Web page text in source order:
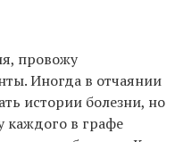
провожу
Иногда в отчаянии
истории болезни, но
каждого в графе